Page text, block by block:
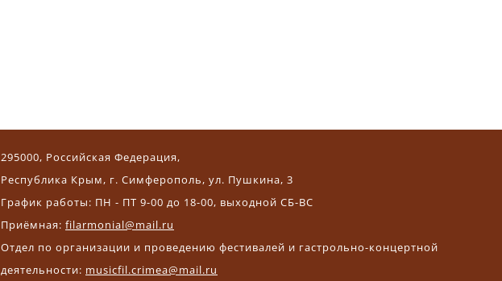
295000, Российская Федерация,
Республика Крым, г. Симферополь, ул. Пушкина, 3
График работы: ПН - ПТ 9-00 до 18-00, выходной СБ-ВС
Приёмная: filarmonial@mail.ru
Отдел по организации и проведению фестивалей и гастрольно-концертной
деятельности: musicfil.crimea@mail.ru